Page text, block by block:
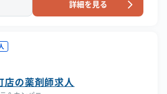
詳細を見る
店の薬剤師求人